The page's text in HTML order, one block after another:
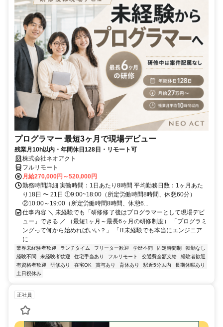
プログラマー 最短3ヶ月で現場デビュー
残業月10h以内・年間休日128日・リモート可
株式会社ネオアクト
フルリモート
月給270,000円～520,000円
勤務時間詳細 実働時間：1日あたり8時間 平均勤務日数：1ヶ月あた
り18日 〜 21日 ①9:00~18:00（所定労働時間8時間、休憩60分）
②10:00～19:00（所定労働時間8時間、休憩6...
仕事内容 ＼ 未経験でも「研修修了後はプログラマーとして現場デビ
ュー」できる ／ （最短1ヶ月～最長6ヶ月の研修制度） 「プログラミ
ングって何から始めればいい？」 「IT未経験でも本当にエンジニア
に...
業界未経験者歓迎 ランチタイム フリーター歓迎 学歴不問 固定時間制
転勤なし
経験不問
未経験者歓迎 住宅手当あり フルリモート 交通費全額支給
経験者歓迎
有資格者歓迎
研修あり 在宅OK 賞与あり 育休あり 駅近5分以内
長期休暇あり
土日祝休み
正社員